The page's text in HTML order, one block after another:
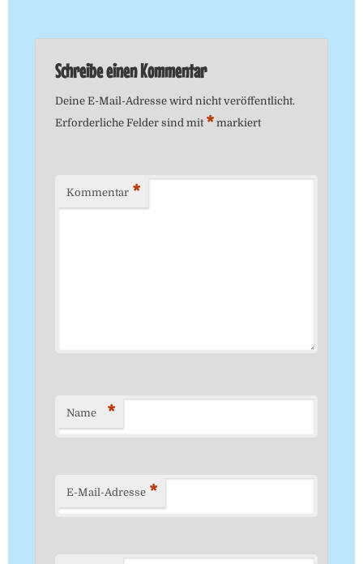
Schreibe einen Kommentar
Deine E-Mail-Adresse wird nicht veröffentlicht.
Erforderliche Felder sind mit *markiert
Kommentar *
Name *
E-Mail-Adresse *